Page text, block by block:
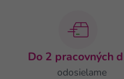
Do 2 pracovných
odosielame